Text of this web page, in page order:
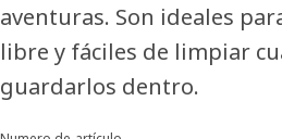
aventuras. Son ideales
libre y fáciles de limpiar
guardarlos dentro.